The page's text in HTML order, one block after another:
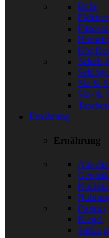
Bälle
Schals
Ski &
Ski- &
Ernährung
Ernährung
Protein
Riegel